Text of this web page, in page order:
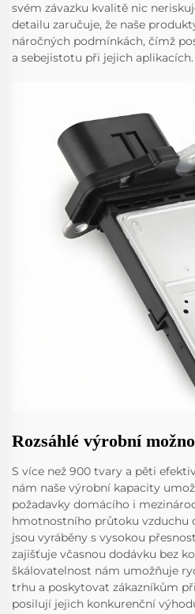
svém závazku kvalitě nic
detailu zaručuje, že naše
náročných podmínkách, čímž
a sebejistotu při jejich aplikacích.
Rozsáhlé výrobní
S více než 900 tvary a pěti
nám naše výrobní kapacity
požadavky domácího i
hmotnostního průtoku vzduchu
jsou vyráběny s vysokou
zajišťuje včasnou dodávku bez
škálovatelnost nám umožňuje
trhu a poskytovat zákazníkům
posilují jejich konkurenční